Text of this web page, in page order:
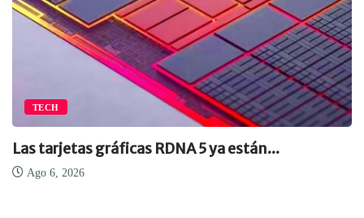
TECH
Las tarjetas gráficas RDNA 5 ya están...
Ago 6, 2026